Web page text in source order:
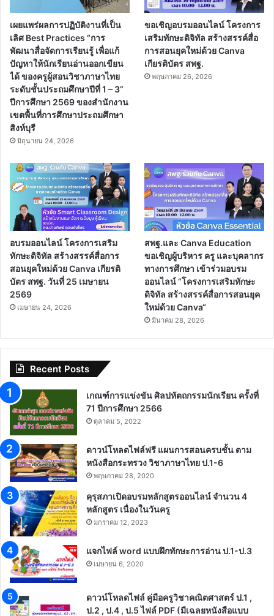
เผยแพร่ผลการปฏิบัติงานที่เป็น
เลิศ Best Practices “การ
พัฒนาสื่อจัดการเรียนรู้ เพื่อแก้
ปัญหาให้นักเรียนอ่านออกเขียน
ได้ ของครูผู้สอนวิชาภาษาไทย
ระดับชั้นประถมศึกษาปีที่ 1 – 3”
ปีการศึกษา 2569 ของสำนักงาน
เขตพื้นที่การศึกษาประถมศึกษา
สิงห์บุรี
มิถุนายน 24, 2026
ขอเชิญอบรมออนไลน์ โครงการ
เสริมทักษะดิจิทัล สร้างสรรค์สื่อ
การสอนยุคใหม่ด้วย Canva
เกียรติบัตร สพฐ.
พฤษภาคม 26, 2026
อบรมออนไลน์ โครงการเสริม
ทักษะดิจิทัล สร้างสรรค์สื่อการ
สอนยุคใหม่ด้วย Canva เกียรติ
บัตร สพฐ. วันที่ 25 เมษายน
2569
เมษายน 24, 2026
สพฐ.และ Canva Education
ขอเชิญผู้บริหาร ครู และบุคลากร
ทางการศึกษา เข้าร่วมอบรม
ออนไลน์ “โครงการเสริมทักษะ
ดิจิทัล สร้างสรรค์สื่อการสอนยุค
ใหม่ด้วย Canva“
มีนาคม 28, 2026
Recent Posts
เกณฑ์การแข่งขัน ศิลปหัตถกรรมนักเรียน ครั้งที่
71 ปีการศึกษา 2566
ตุลาคม 5, 2022
ดาวน์โหลดไฟล์ฟรี แผนการสอนครบชั้น ตาม
หนังสือกระทรวง วิชาภาษาไทย ป.1-6
พฤษภาคม 28, 2020
คุรุสภาเปิดอบรมหลักสูตรออนไลน์ จำนวน 4
หลักสูตร เนื่องในวันครู
มกราคม 12, 2023
แจกไฟล์ word แบบฝึกทักษะการอ่าน ป.1-ป.3
เมษายน 6, 2020
ดาวน์โหลดไฟล์ คู่มือครูวิชาคณิตศาสตร์ ป.1 ,
ป.2 , ป.4 , ป.5 ไฟล์ PDF (มีเฉลยหนังสือแบบ